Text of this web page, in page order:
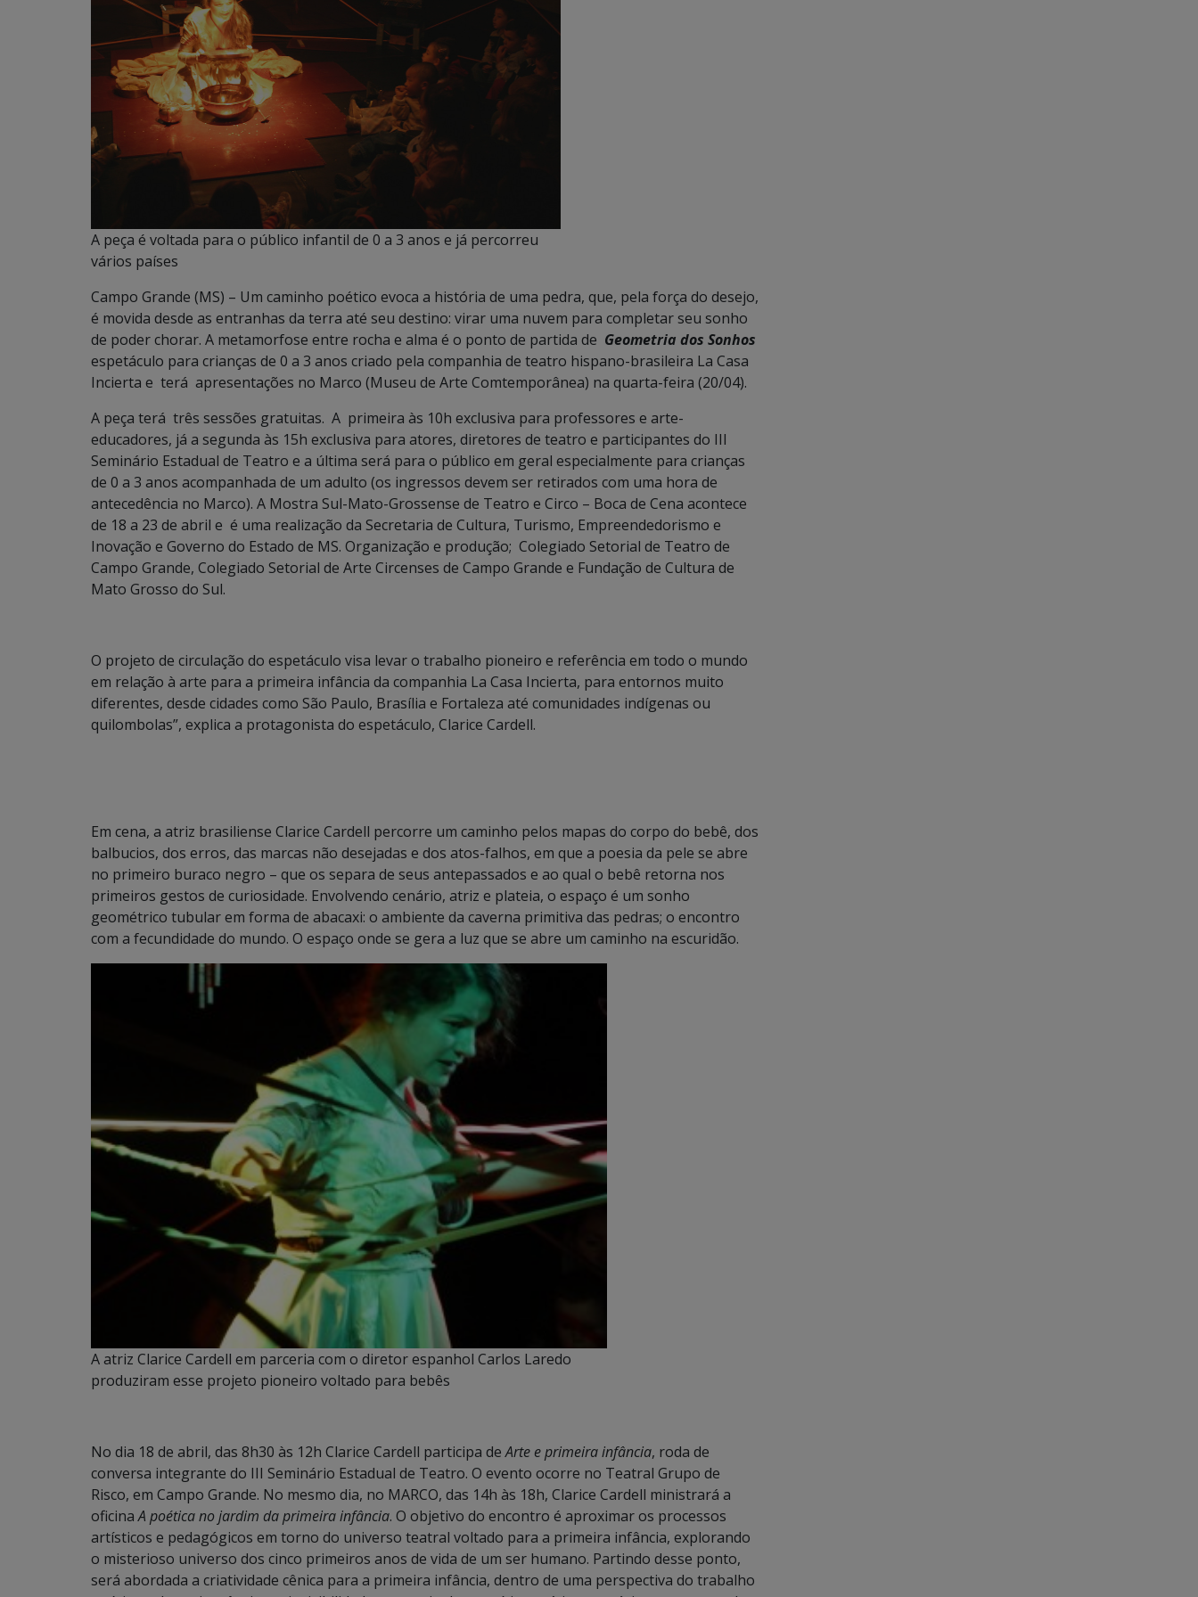
A peça é voltada para o público infantil de 0 a 3 anos e já percorreu
vários países
Campo Grande (MS) – Um caminho poético evoca a história de uma pedra, que, pela força do desejo,
é movida desde as entranhas da terra até seu destino: virar uma nuvem para completar seu sonho
de poder chorar. A metamorfose entre rocha e alma é o ponto de partida de Geometria dos Sonhos
espetáculo para crianças de 0 a 3 anos criado pela companhia de teatro hispano-brasileira La Casa
Incierta e terá apresentações no Marco (Museu de Arte Comtemporânea) na quarta-feira (20/04).
A peça terá três sessões gratuitas. A primeira às 10h exclusiva para professores e arte-
educadores, já a segunda às 15h exclusiva para atores, diretores de teatro e participantes do III
Seminário Estadual de Teatro e a última será para o público em geral especialmente para crianças
de 0 a 3 anos acompanhada de um adulto (os ingressos devem ser retirados com uma hora de
antecedência no Marco). A Mostra Sul-Mato-Grossense de Teatro e Circo – Boca de Cena acontece
de 18 a 23 de abril e é uma realização da Secretaria de Cultura, Turismo, Empreendedorismo e
Inovação e Governo do Estado de MS. Organização e produção; Colegiado Setorial de Teatro de
Campo Grande, Colegiado Setorial de Arte Circenses de Campo Grande e Fundação de Cultura de
Mato Grosso do Sul.
O projeto de circulação do espetáculo visa levar o trabalho pioneiro e referência em todo o mundo
em relação à arte para a primeira infância da companhia La Casa Incierta, para entornos muito
diferentes, desde cidades como São Paulo, Brasília e Fortaleza até comunidades indígenas ou
quilombolas”, explica a protagonista do espetáculo, Clarice Cardell.
Em cena, a atriz brasiliense Clarice Cardell percorre um caminho pelos mapas do corpo do bebê, dos
balbucios, dos erros, das marcas não desejadas e dos atos-falhos, em que a poesia da pele se abre
no primeiro buraco negro – que os separa de seus antepassados e ao qual o bebê retorna nos
primeiros gestos de curiosidade. Envolvendo cenário, atriz e plateia, o espaço é um sonho
geométrico tubular em forma de abacaxi: o ambiente da caverna primitiva das pedras; o encontro
com a fecundidade do mundo. O espaço onde se gera a luz que se abre um caminho na escuridão.
A atriz Clarice Cardell em parceria com o diretor espanhol Carlos Laredo
produziram esse projeto pioneiro voltado para bebês
No dia 18 de abril, das 8h30 às 12h Clarice Cardell participa deArte e primeira infância, roda de
conversa integrante do III Seminário Estadual de Teatro. O evento ocorre no Teatral Grupo de
Risco, em Campo Grande. No mesmo dia, no MARCO, das 14h às 18h, Clarice Cardell ministrará a
oficinaA poética no jardim da primeira infância. O objetivo do encontro é aproximar os processos
artísticos e pedagógicos em torno do universo teatral voltado para a primeira infância, explorando
o misterioso universo dos cinco primeiros anos de vida de um ser humano. Partindo desse ponto,
será abordada a criatividade cênica para a primeira infância, dentro de uma perspectiva do trabalho